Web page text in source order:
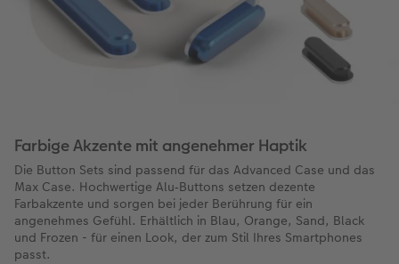
Farbige Akzente mit angenehmer Haptik
Die Button Sets sind passend für das Advanced Case und das
Max Case. Hochwertige Alu‑Buttons setzen dezente
Farbakzente und sorgen bei jeder Berührung für ein
angenehmes Gefühl. Erhältlich in Blau, Orange, Sand, Black
und Frozen - für einen Look, der zum Stil Ihres Smartphones
passt.